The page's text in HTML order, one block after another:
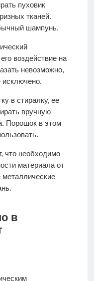
пуховик
тканей.
шампунь.
воздействие на
невозможно,
исключено.
в стиралку, ее
вручную
Порошок в этом
что необходимо
материала от
в